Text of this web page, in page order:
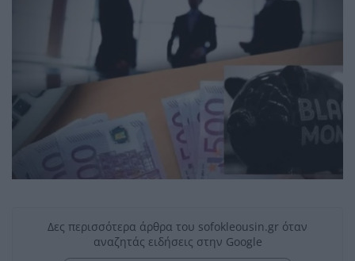
Δες περισσότερα άρθρα του sofokleousin.gr όταν
αναζητάς ειδήσεις στην Google